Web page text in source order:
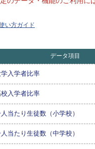
い方ガイド
データ項目
入学者比率
入学者比率
当たり生徒数（小学校）
当たり生徒数（中学校）